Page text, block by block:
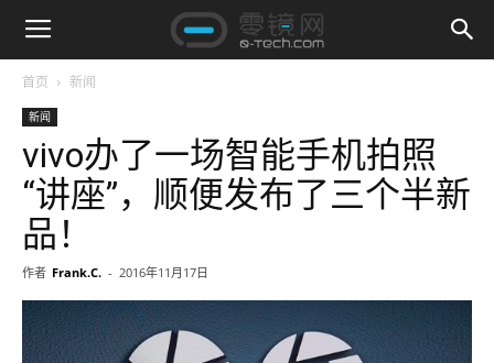
首页 新闻
新闻
vivo办了一场智能手机拍照
“讲座”，顺便发布了三个半新
品！
作者 Frank.C. - 2016年11月17日